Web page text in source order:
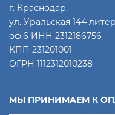
МЫ ПРИНИМАЕМ К
г. Краснодар,
ул. Уральская 144
оф.6 ИНН 2312186756
КПП 231201001
ОГРН 1112312010238